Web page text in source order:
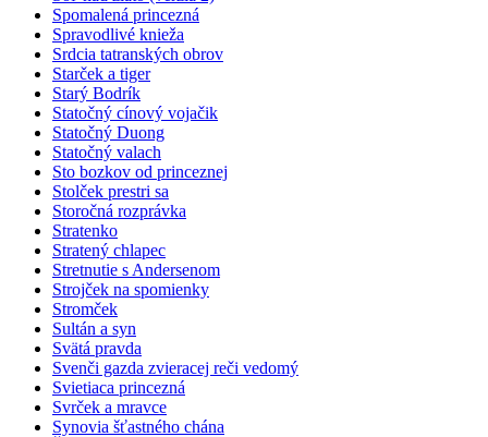
Spomalená princezná
Spravodlivé knieža
Srdcia tatranských obrov
Starček a tiger
Starý Bodrík
Statočný cínový vojačik
Statočný Duong
Statočný valach
Sto bozkov od princeznej
Stolček prestri sa
Storočná rozprávka
Stratenko
Stratený chlapec
Stretnutie s Andersenom
Strojček na spomienky
Stromček
Sultán a syn
Svätá pravda
Svenči gazda zvieracej reči vedomý
Svietiaca princezná
Svrček a mravce
Synovia šťastného chána